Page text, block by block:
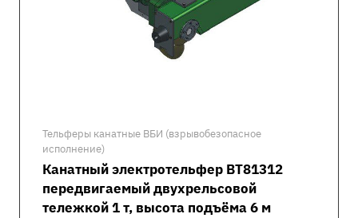
Тельферы канатные ВБИ (взрывобезопасное
исполнение)
Канатный электротельфер ВТ81312
передвигаемый двухрельсовой
тележкой 1 т, высота подъёма 6 м